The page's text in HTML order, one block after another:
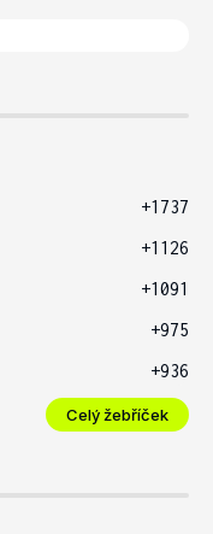
+1737
+1126
+1091
+975
+936
Celý žebříček